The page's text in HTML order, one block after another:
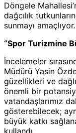
Döngele
dağcılık
sunmayı amaçlıyor.
“Spor Turizmine
İncelemeler
Müdürü Yasin
güzellikleri ve
önemli bir
vatandaşlarımız
gösterebilecek;
büyük katkı
kullandı.